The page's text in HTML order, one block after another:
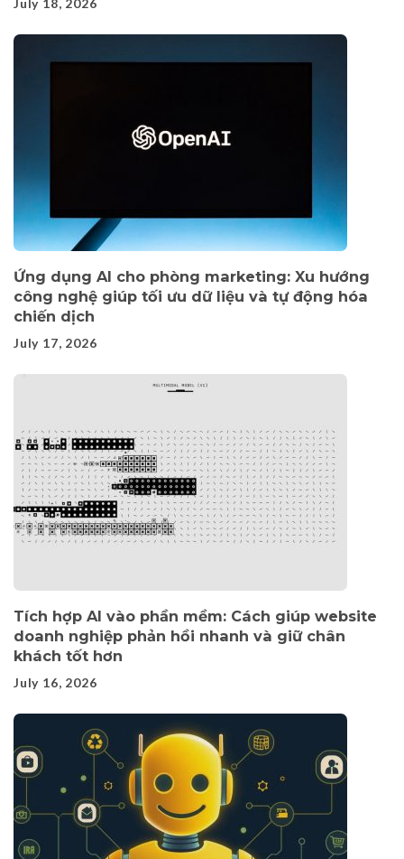
Ứng dụng AI cho phòng marketing: Xu hướng
công nghệ giúp tối ưu dữ liệu và tự động hóa
chiến dịch
July 17, 2026
Tích hợp AI vào phần mềm: Cách giúp website
doanh nghiệp phản hồi nhanh và giữ chân
khách tốt hơn
July 16, 2026